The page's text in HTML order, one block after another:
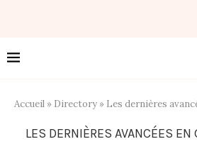
Accueil » Directory » Les dernières
LES DERNIÈRES AVANCÉES EN